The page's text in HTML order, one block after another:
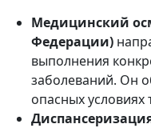
Медицинский
Федерации)
выполнения
заболеваний. Он
опасных условиях